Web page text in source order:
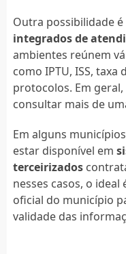
Outra possibilidade
integrados de
ambientes reúnem
como IPTU, ISS,
protocolos. Em
consultar mais de
Em alguns
estar disponível em
terceirizados
nesses casos, o
oficial do município
validade das